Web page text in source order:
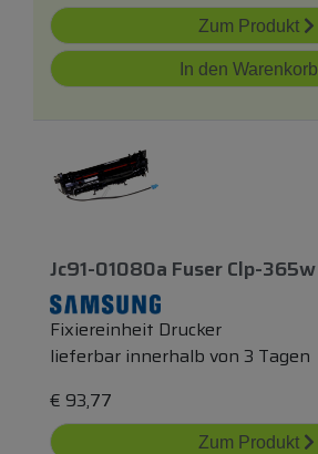
Zum Produkt
In den Warenkorb
Jc91-01080a Fuser Clp-365w
Fixiereinheit Drucker
lieferbar innerhalb von 3 Tagen
€ 93,77
Zum Produkt